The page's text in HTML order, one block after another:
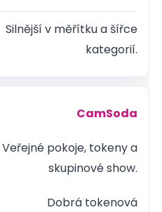
Silnější v měřítku a šířce
kategorií.
CamSoda
Veřejné pokoje, tokeny a
skupinové show.
Dobrá tokenová